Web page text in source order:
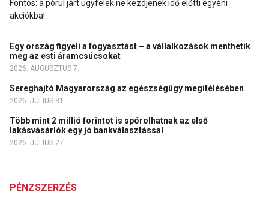
Fontos: a pórul járt ügyfelek ne kezdjenek idő előtti egyéni
akciókba!
Egy ország figyeli a fogyasztást – a vállalkozások menthetik
meg az esti áramcsúcsokat
2026. AUGUSZTUS 7.
Sereghajtó Magyarország az egészségügy megítélésében
2026. JÚLIUS 31.
Több mint 2 millió forintot is spórolhatnak az első
lakásvásárlók egy jó bankválasztással
2026. JÚLIUS 27.
PÉNZSZERZÉS